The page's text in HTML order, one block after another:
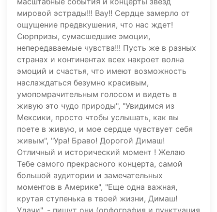
мировой эстрады!!! Вау!! Сердце замерло от
ощущение предвкушения, что нас ждет!
Сюрпризы, сумасшедшие эмоции,
непередаваемые чувства!!! Пусть же в разных
странах и континентах всех накроет волна
эмоций и счастья, что имеют возможность
наслаждаться безумно красивым,
умопомрачительным голосом и видеть в
живую это чудо природы", "Увидимся из
Мексики, просто чтобы услышать, как вы
поете в живую, и мое сердце чувствует себя
живым", "Ура! Браво! Дорогой Димаш!
Отличный и исторический момент ! Желаю
Тебе самого прекрасного концерта, самой
большой аудитории и замечательных
моментов в Америке", "Еще одна важная,
крутая ступенька в твоей жизни, Димаш!